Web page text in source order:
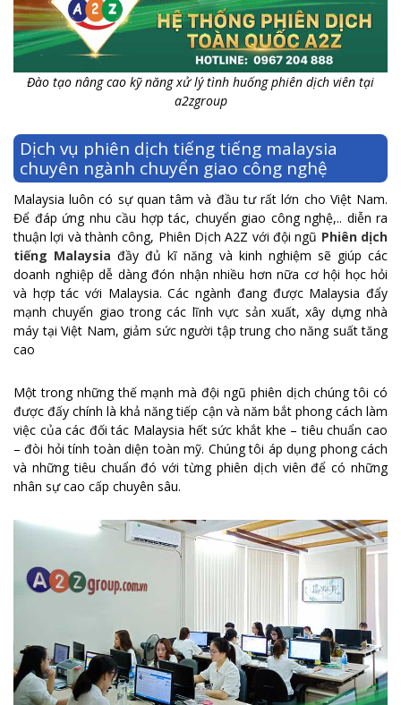
Đào tạo nâng cao kỹ năng xử lý tình huống phiên dịch viên tại
a2zgroup
Dịch vụ phiên dịch tiếng tiếng malaysia
chuyên ngành chuyển giao công nghệ
Malaysia luôn có sự quan tâm và đầu tư rất lớn cho Việt Nam.
Để đáp ứng nhu cầu hợp tác, chuyển giao công nghệ,.. diễn ra
thuận lợi và thành công, Phiên Dịch A2Z với đội ngũ Phiên dịch
tiếng Malaysia đầy đủ kĩ năng và kinh nghiệm sẽ giúp các
doanh nghiệp dễ dàng đón nhận nhiều hơn nữa cơ hội học hỏi
và hợp tác với Malaysia. Các ngành đang được Malaysia đẩy
mạnh chuyển giao trong các lĩnh vực sản xuất, xây dựng nhà
máy tại Việt Nam, giảm sức người tập trung cho năng suất tăng
cao
Một trong những thế mạnh mà đội ngũ phiên dịch chúng tôi có
được đấy chính là khả năng tiếp cận và năm bắt phong cách làm
việc của các đối tác Malaysia hết sức khắt khe – tiêu chuẩn cao
– đòi hỏi tính toàn diện toàn mỹ. Chúng tôi áp dụng phong cách
và những tiêu chuẩn đó với từng phiên dịch viên để có những
nhân sự cao cấp chuyên sâu.